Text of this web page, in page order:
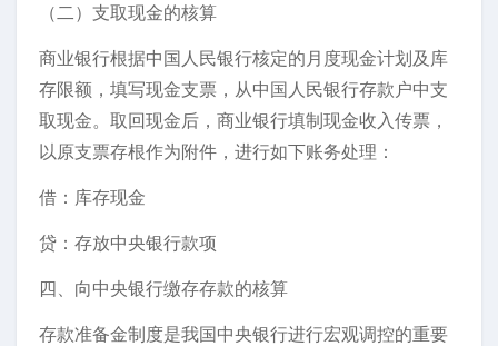
（二）支取现金的核算
商业银行根据中国人民银行核定的月度现金计划及库
存限额，填写现金支票，从中国人民银行存款户中支
取现金。取回现金后，商业银行填制现金收入传票，
以原支票存根作为附件，进行如下账务处理：
借：库存现金
贷：存放中央银行款项
四、向中央银行缴存存款的核算
存款准备金制度是我国中央银行进行宏观调控的重要